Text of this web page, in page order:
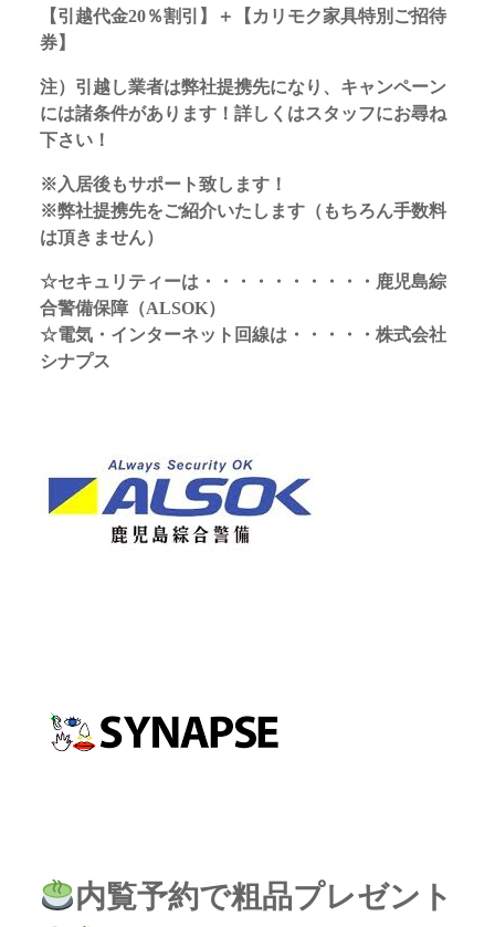
【引越代金20％割引】＋【カリモク家具特別ご招待
券】
注）引越し業者は弊社提携先になり、キャンペーン
には諸条件があります！詳しくはスタッフにお尋ね
下さい！
※入居後もサポート致します！
※弊社提携先をご紹介いたします（もちろん手数料
は頂きません）
☆セキュリティーは・・・・・・・・・・鹿児島綜
合警備保障（ALSOK）
☆電気・インターネット回線は・・・・・株式会社
シナプス
内覧予約で粗品プレゼント